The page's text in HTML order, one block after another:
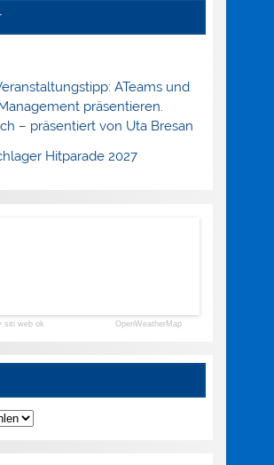
ATeams und
präsentieren.
– präsentiert von Uta Bresan
Hitparade 2027
siti web ok OpenWeatherMap